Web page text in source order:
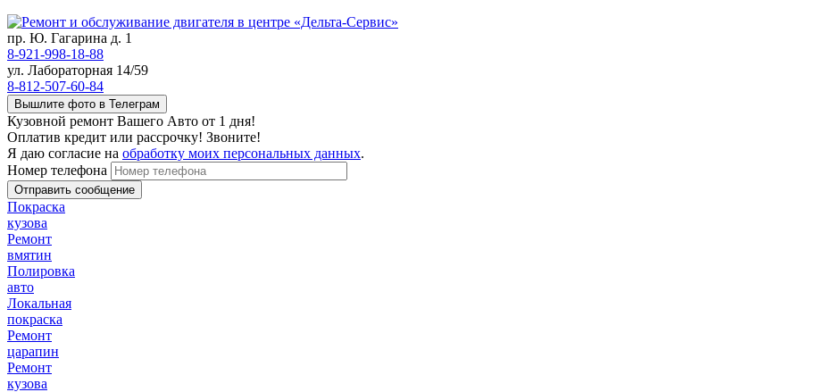
пр. Ю. Гагарина д. 1
8-921-998-18-88
ул. Лабораторная 14/59
8-812-507-60-84
Вышлите фото в Телеграм
Кузовной ремонт Вашего Авто от 1 дня!
Оплатив кредит или рассрочку! Звоните!
Я даю согласие на обработку моих персональных данных.
Номер телефона
Покраска
кузова
Ремонт
вмятин
Полировка
авто
Локальная
покраска
Ремонт
царапин
Ремонт
кузова